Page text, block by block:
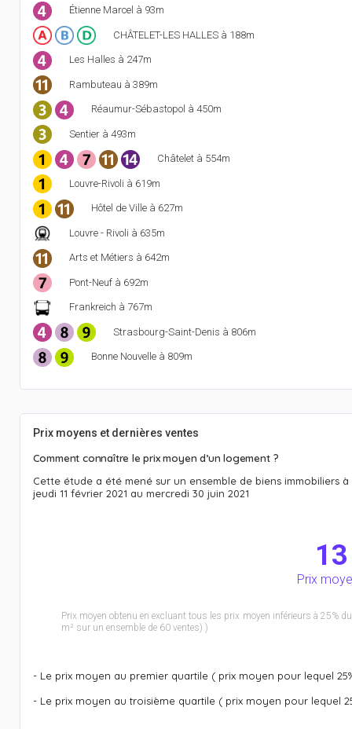
Étienne Marcel à 93m
CHÂTELET-LES HALLES à 188m
Les Halles à 247m
Rambuteau à 389m
Réaumur-Sébastopol à 450m
Sentier à 493m
Châtelet à 554m
Louvre-Rivoli à 619m
Hôtel de Ville à 627m
Louvre - Rivoli à 635m
Arts et Métiers à 642m
Pont-Neuf à 692m
Frankreich à 767m
Strasbourg-Saint-Denis à 806m
Bonne Nouvelle à 809m
Prix moyens et dernières ventes
Comment connaître le prix moyen d’un logement ?
Cette étude a été mené sur un ensemble de biens immobiliers
jeudi 11 février 2021 au mercredi 30 juin 2021
Prix
Prix moyen obtenu en excluant tous les prix moyen inférieurs à 25%
m² sur un ensemble de 60 ventes) )
- Le prix moyen au premier quartile ( prix moyen pour lequel
- Le prix moyen au troisième quartile ( prix moyen pour lequel